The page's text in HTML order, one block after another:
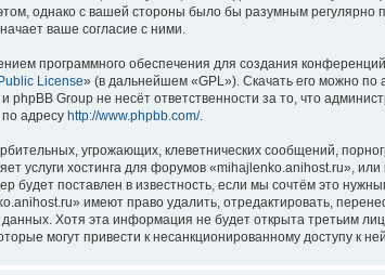
однако с вашей стороны было бы разумным регулярно
ваше согласие с ними.
программного обеспечения для создания
License» (в дальнейшем «GPL»). Скачать его можно по
Group не несёт ответственности за то, что
адресу http://www.phpbb.com/.
угрожающих, клеветнических сообщений,
услуги хостинга для форумов «mihajlenko.anihost.ru»,
будет поставлен в известность, если мы сочтём это
имеют право удалить, отредактировать,
Хотя эта информация не будет открыта третьим
могут привести к несанкционированному доступу к